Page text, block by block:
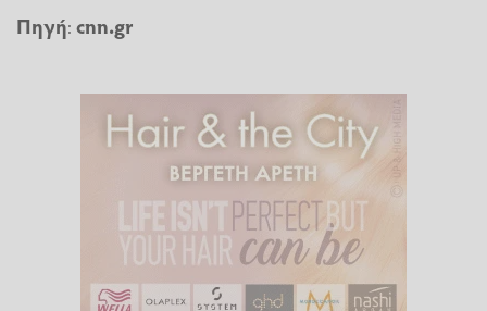
Πηγή:cnn.gr